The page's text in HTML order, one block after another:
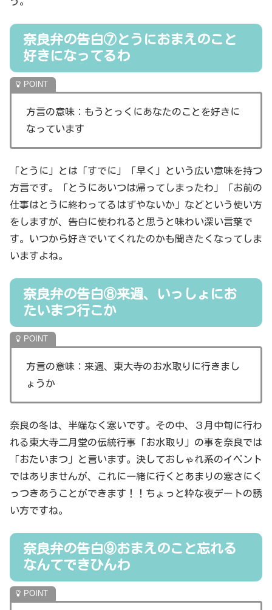
奈良弁の告白⑦とうにおまえのこと
好きになってるわ
方言の意味：もうとっくにあなたのことを好きに
なっています
「とうに」とは「すでに」「早く」という広い意味を持つ
方言です。「とうにあいつは帰ってしまったわ」「お前の
仕事はとうに終わってるはずやないか」などという使い方
をしますが、告白に使われると思うと味わい深い言葉で
す。いつから好きでいてくれたのかも聞きたくなってしま
いますよね。
奈良弁の告白⑧来週、いっしょにお
たいまつ行こか
方言の意味：来週、東大寺のお水取りに行きまし
ょうか
奈良の冬は、半端なく寒いです。その中、３月中旬に行わ
れる東大寺二月堂の伝統行事「お水取り」の事を奈良では
「おたいまつ」と言います。決しておしゃれ系のイベント
ではありませんが、これに一緒に行くとあまりの寒さにく
っつきあうことができます！！ちょっと粋な夜デートの誘
い方ですね。
奈良弁の告白⑨おまえのこと忘れる
なんてできひんわ